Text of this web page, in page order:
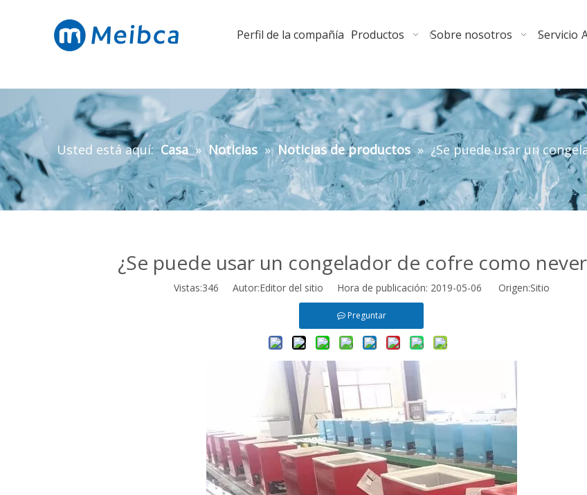
Perfil de la compañía Productos Sobre nosotros Servicio
Usted está aquí: Casa » Noticias » Noticias de productos » ¿Se puede usar un
¿Se puede usar un congelador de cofre como
Vistas:346 Autor:Editor del sitio Hora de publicación: 2019-05-06 Origen:Sitio
Preguntar